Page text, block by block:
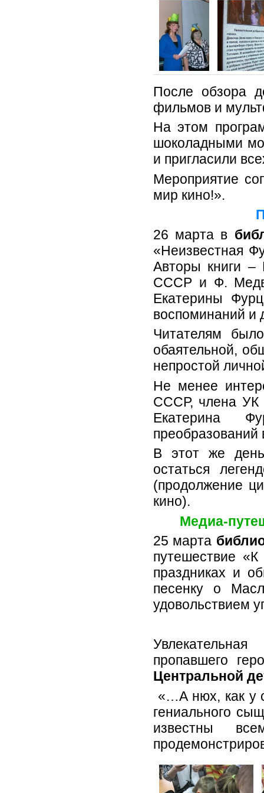
После обзора
фильмов и
На этом
шоколадными
и пригласили
Мероприятие
мир кино!».
26 марта в
«Неизвестная
Авторы книги –
СССР и Ф.
Екатерины
воспоминаний и
Читателям
обаятельной,
непростой
Не менее
СССР, члена УК
Екатерина
преобразований
В этот же день
остаться
(продолжение
кино).
Медиа-
25 марта
путешествие
праздниках и
песенку о
удовольствием
пропавшего
Центральной
«…А нюх, как у
гениального
известны